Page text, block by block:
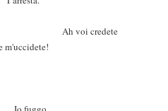
credete
m'uccidete!